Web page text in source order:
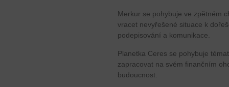
Merkur se pohybuje ve zpětném
vracet nevyřešené situace k
podepisování a komunikace.
Planetka Ceres se pohybuje
zapracovat na svém finančním
budoucnost.